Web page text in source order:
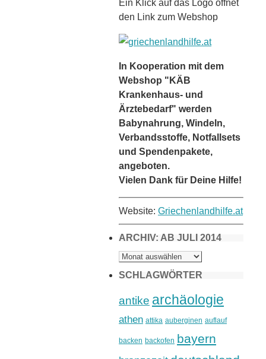
Ein Klick auf das Logo öffnet
den Link zum Webshop
In Kooperation mit dem
Webshop "KÄB
Krankenhaus- und
Ärztebedarf" werden
Babynahrung, Windeln,
Verbandsstoffe, Notfallsets
und Spendenpakete,
angeboten.
Vielen Dank für Deine Hilfe!
Website: Griechenlandhilfe.at
ARCHIV: AB JULI 2014
ARCHIV:
AB
2014
SCHLAGWÖRTER
antike archäologie
athen attika auberginen auflauf
backen backofen bayern